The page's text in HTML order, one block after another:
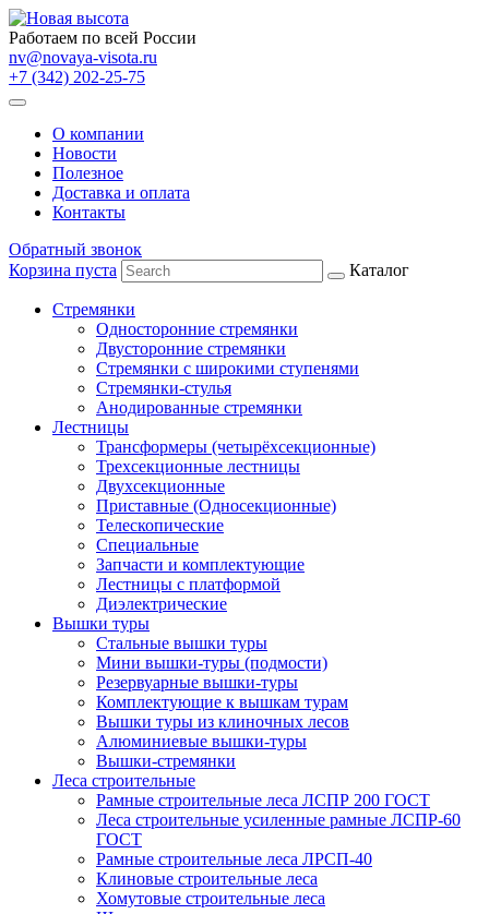
Работаем по всей России
nv@novaya-visota.ru
+7 (342) 202-25-75
О компании
Новости
Полезное
Доставка и оплата
Контакты
Обратный звонок
Корзина пуста
Каталог
Стремянки
Односторонние стремянки
Двусторонние стремянки
Стремянки с широкими ступенями
Стремянки-стулья
Анодированные стремянки
Лестницы
Трансформеры (четырёхсекционные)
Трехсекционные лестницы
Двухсекционные
Приставные (Односекционные)
Телескопические
Специальные
Запчасти и комплектующие
Лестницы с платформой
Диэлектрические
Вышки туры
Стальные вышки туры
Мини вышки-туры (подмости)
Резервуарные вышки-туры
Комплектующие к вышкам турам
Вышки туры из клиночных лесов
Алюминиевые вышки-туры
Вышки-стремянки
Леса строительные
Рамные строительные леса ЛСПР 200 ГОСТ
Леса строительные усиленные рамные ЛСПР-60
ГОСТ
Рамные строительные леса ЛРСП-40
Клиновые строительные леса
Хомутовые строительные леса